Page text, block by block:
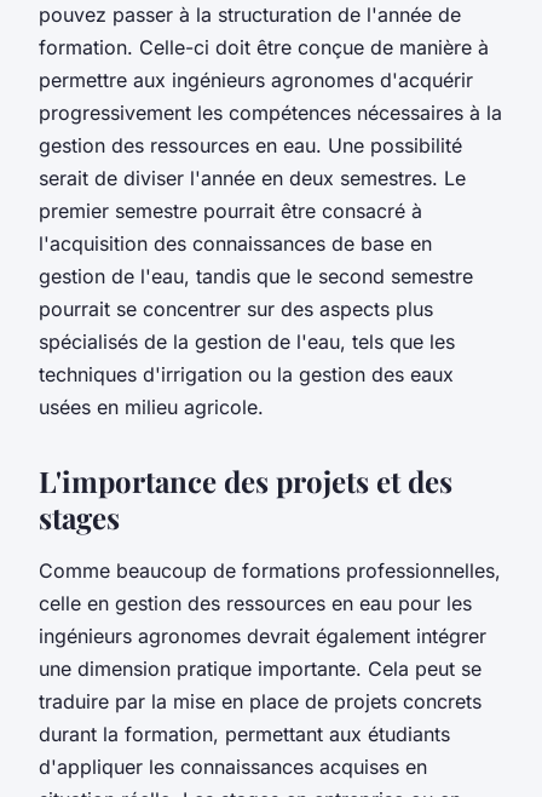
pouvez passer à la structuration de l'année de
formation. Celle-ci doit être conçue de manière à
permettre aux ingénieurs agronomes d'acquérir
progressivement les compétences nécessaires à la
gestion des ressources en eau. Une possibilité
serait de diviser l'année en deux semestres. Le
premier semestre pourrait être consacré à
l'acquisition des connaissances de base en
gestion de l'eau, tandis que le second semestre
pourrait se concentrer sur des aspects plus
spécialisés de la gestion de l'eau, tels que les
techniques d'irrigation ou la gestion des eaux
usées en milieu agricole.
L'importance des projets et des
stages
Comme beaucoup de formations professionnelles,
celle en gestion des ressources en eau pour les
ingénieurs agronomes devrait également intégrer
une dimension pratique importante. Cela peut se
traduire par la mise en place de projets concrets
durant la formation, permettant aux étudiants
d'appliquer les connaissances acquises en